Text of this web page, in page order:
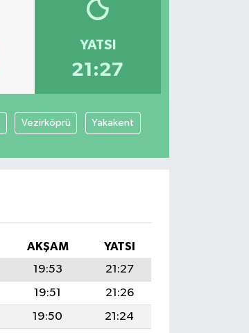
YATSI
21:27
Vezirköprü Yakakent
AKŞAM
YATSI
19:53
21:27
19:51
21:26
19:50
21:24